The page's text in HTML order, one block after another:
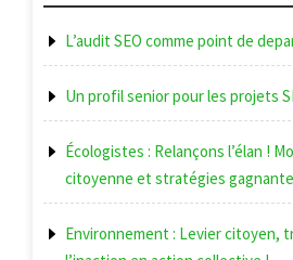
L’audit SEO comme point de
Un profil senior pour les projets
Écologistes : Relançons l’élan !
citoyenne et stratégies
Environnement : Levier citoyen,